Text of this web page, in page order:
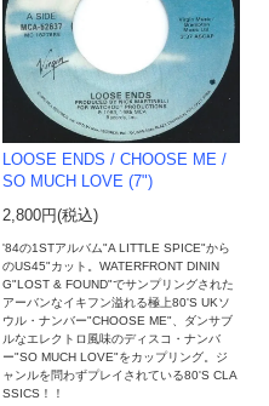
LOOSE ENDS / CHOOSE ME /
SO MUCH LOVE (7")
2,800円(税込)
'84の1STアルバム"A LITTLE SPICE"から
のUS45"カット。WATERFRONT DININ
G"LOST & FOUND"でサンプリングされた
アーバンなイキフン溢れる極上80'S UKソ
ウル・ナンバー"CHOOSE ME"、ダンサブ
ルなエレクトロ風味のディスコ・ナンバ
ー"SO MUCH LOVE"をカップリング。ジ
ャンルを問わずプレイされている80'S CLA
SSICS！！